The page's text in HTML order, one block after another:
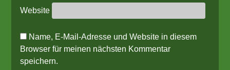
Website
Name, E-Mail-Adresse und Website in diesem
Browser für meinen nächsten Kommentar
speichern.